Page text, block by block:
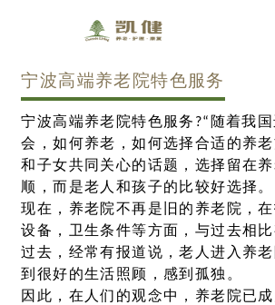
宁波高端养老院特色服务
宁波高端养老院特色服务?“随着我
会，如何养老，如何选择合适的养
和子女共同关心的话题，选择留在
顺，而是老人和孩子的比较好选择。
现在，养老院不再是旧的养老院，
设备，卫生条件等方面，与过去相比
过去，经常有报道说，老人进入养
到很好的生活照顾，感到孤独。
因此，在人们的观念中，养老院已